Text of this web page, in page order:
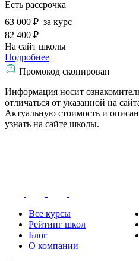
Есть рассрочка
63 000 ₽ за курс
82 400 ₽
На сайт школы
Подробнее
Промокод скопирован
Информация носит
отличаться от указанной на
Актуальную стоимость и
узнать на сайте школы.
Все курсы
Рейтинг школ
Блог
О компании